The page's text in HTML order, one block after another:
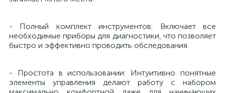
- Полный комплект инструментов: Включает все
необходимые приборы для диагностики, что позволяет
быстро и эффективно проводить обследования.
- Простота в использовании: Интуитивно понятные
элементы управления делают работу с набором